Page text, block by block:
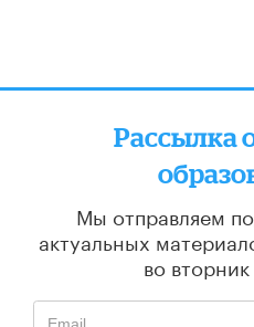
Рассылка
Мы отправляем
актуальных
во